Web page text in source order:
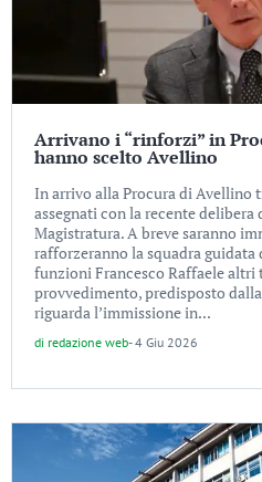
Arrivano i “rinforzi” in
hanno scelto Avellino
In arrivo alla Procura di
assegnati con la recente
Magistratura. A breve saranno
rafforzeranno la squadra
funzioni Francesco Raffaele
provvedimento, predisposto
riguarda l’immissione in...
di redazione web-4 Giu 2026